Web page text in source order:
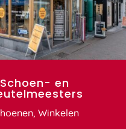
Schoen- en
,Winkelen